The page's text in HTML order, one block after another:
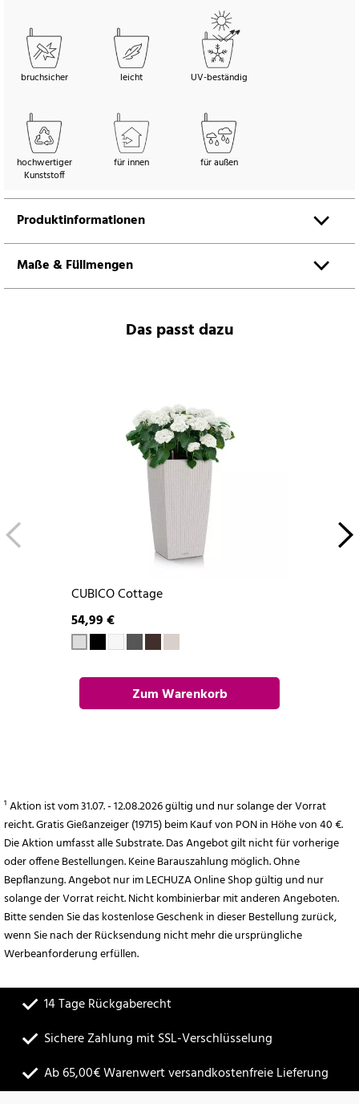
bruchsicher leicht UV-beständig
hochwertiger
Kunststoff
für innen für außen
Produktinformationen
Maße & Füllmengen
Das passt dazu
CUBICO Cottage
54,99 €
Zum Warenkorb
¹ Aktion ist vom 31.07. - 12.08.2026 gültig und nur solange der Vorrat
reicht. Gratis Gießanzeiger (19715) beim Kauf von PON in Höhe von 40 €.
Die Aktion umfasst alle Substrate. Das Angebot gilt nicht für vorherige
oder offene Bestellungen. Keine Barauszahlung möglich. Ohne
Bepflanzung. Angebot nur im LECHUZA Online Shop gültig und nur
solange der Vorrat reicht. Nicht kombinierbar mit anderen Angeboten.
Bitte senden Sie das kostenlose Geschenk in dieser Bestellung zurück,
wenn Sie nach der Rücksendung nicht mehr die ursprüngliche
Werbeanforderung erfüllen.
14 Tage Rückgaberecht
Sichere Zahlung mit SSL-Verschlüsselung
Ab 65,00€ Warenwert versandkostenfreie Lieferung